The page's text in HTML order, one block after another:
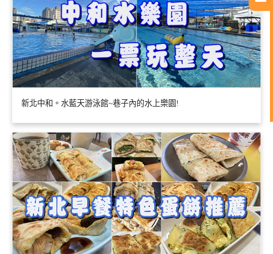
新北中和。水藍天游泳館~巷子內的水上樂園!